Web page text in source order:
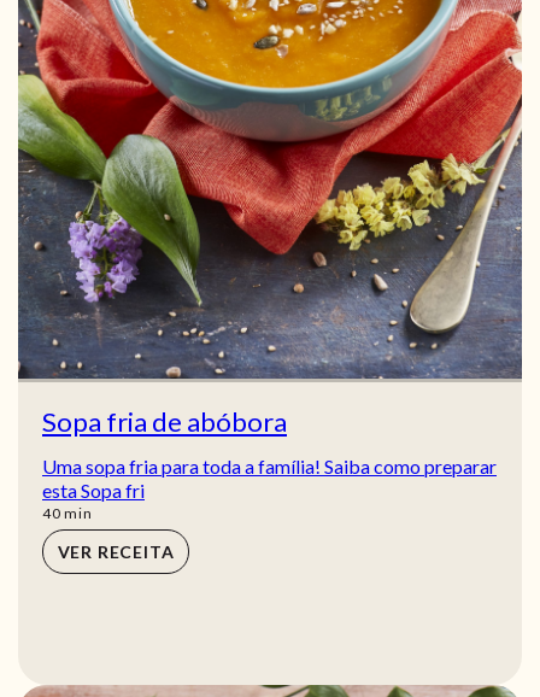
Sopa fria de abóbora
Uma sopa fria para toda a família! Saiba como preparar
esta Sopa fri
40min
min
VER RECEITA